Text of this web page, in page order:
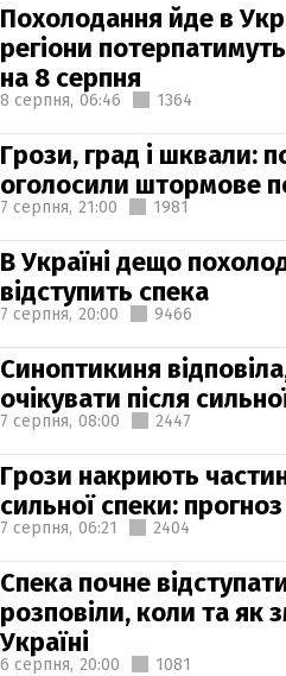
Похолодання йде в
регіони
на 8 серпня
8 серпня, 06:46 1364
Грози, град і шквали:
оголосили штормове
7 серпня, 21:00 1981
В Україні дещо
відступить спека
7 серпня, 20:00 9466
Синоптикиня
очікувати після
7 серпня, 08:00 2447
Грози накриють
сильної спеки:
7 серпня, 06:21 2404
Спека почне
розповіли, коли та як
Україні
6 серпня, 20:00 1081